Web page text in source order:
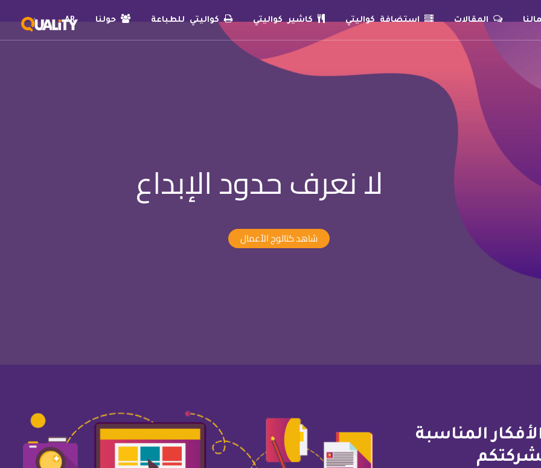
المقالات استضافة كواليتي كاشير كواليتي كواليتي للطباعة حولنا AR
شاهد كتالوج الأعمال
لا نعرف حدود الإبداع
المناسبة